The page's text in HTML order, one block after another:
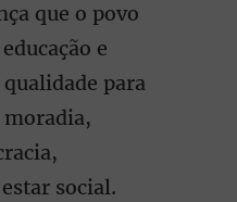
que o povo
e
para
moradia,
social.